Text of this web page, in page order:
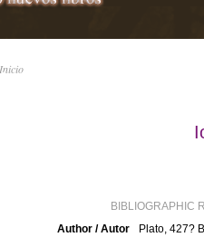
BIBLIOGRAPHIC
Author / Autor
Plato, 427?